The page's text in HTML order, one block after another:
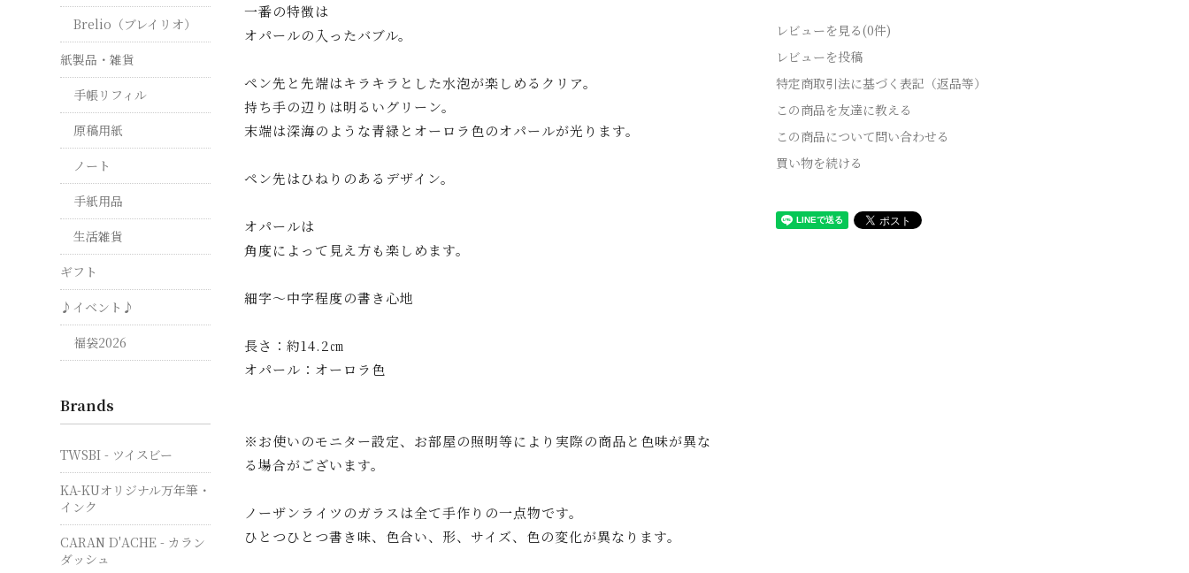
一番の特徴は
オパールの入ったバブル。
ペン先と先端はキラキラとした水泡が楽しめるクリア。
持ち手の辺りは明るいグリーン。
末端は深海のような青緑とオーロラ色のオパールが光ります。
ペン先はひねりのあるデザイン。
オパールは
角度によって見え方も楽しめます。
細字～中字程度の書き心地
長さ：約14.2㎝
オパール：オーロラ色
※お使いのモニター設定、お部屋の照明等により実際の商品と色味が異な
る場合がございます。
ノーザンライツのガラスは全て手作りの一点物です。
ひとつひとつ書き味、色合い、形、サイズ、色の変化が異なります。
レビューを見る(0件)
レビューを投稿
特定商取引法に基づく表記（返品等）
この商品を友達に教える
この商品について問い合わせる
買い物を続ける
Brelio（ブレイリオ）
紙製品・雑貨
手帳リフィル
原稿用紙
ノート
手紙用品
生活雑貨
ギフト
♪イベント♪
福袋2026
Brands
TWSBI - ツイスビー
KA-KUオリジナル万年筆・
インク
CARAN D'ACHE - カラン
ダッシュ